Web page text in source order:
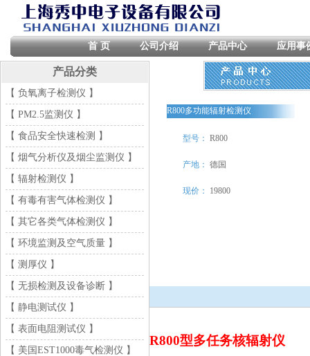
首 页 公司介绍 产品中心 应用事
产品分类
【 负氧离子检测仪 】
【 PM2.5监测仪 】
【 食品安全快速检测 】
【 烟气分析仪及烟尘监测仪 】
【 辐射检测仪 】
【 有毒有害气体检测仪 】
【 其它各类气体检测仪 】
【 环境监测及空气质量 】
【 测厚仪 】
【 无损检测及设备诊断 】
【 静电测试仪 】
【 表面电阻测试仪 】
【 美国EST1000毒气检测仪 】
R800多功能辐射检测仪
型号： R800
产地： 德国
现价： 19800
R800型多任务核辐射仪